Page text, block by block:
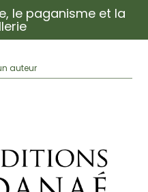
le paganisme et la